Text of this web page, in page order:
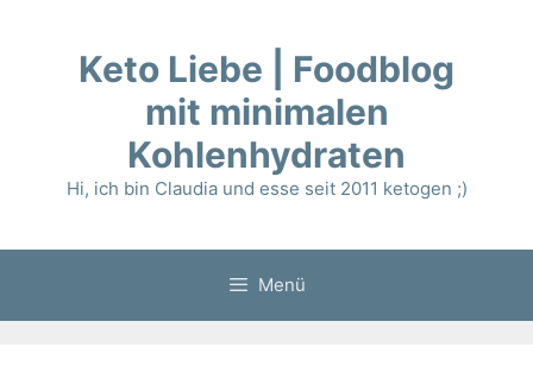
Keto Liebe | Foodblog
mit minimalen
Kohlenhydraten
Hi, ich bin Claudia und esse seit 2011 ketogen ;)
Menü